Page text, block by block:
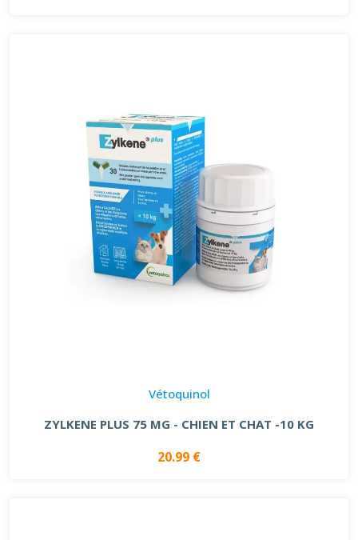
Vétoquinol
ZYLKENE PLUS 75 MG - CHIEN ET CHAT -10 KG
20.99 €